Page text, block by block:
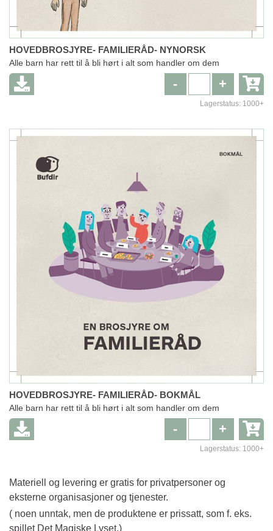
HOVEDBROSJYRE- FAMILIERÅD- NYNORSK
Alle barn har rett til å bli hørt i alt som handler om dem
+
-
Lagerstatus: 1000+
HOVEDBROSJYRE- FAMILIERÅD- BOKMÅL
Alle barn har rett til å bli hørt i alt som handler om dem
+
-
Lagerstatus: 1000+
Materiell og levering er gratis for privatpersoner og
eksterne organisasjoner og tjenester.
( noen unntak, men de produktene er prissatt, som f. eks.
spillet Det Magiske Lyset.)